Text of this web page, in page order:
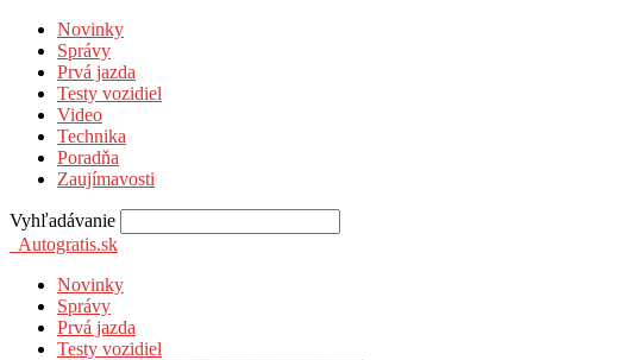
Novinky
Správy
Prvá jazda
Testy vozidiel
Video
Technika
Poradňa
Zaujímavosti
Vyhľadávanie
Autogratis.sk
Novinky
Správy
Prvá jazda
Testy vozidiel